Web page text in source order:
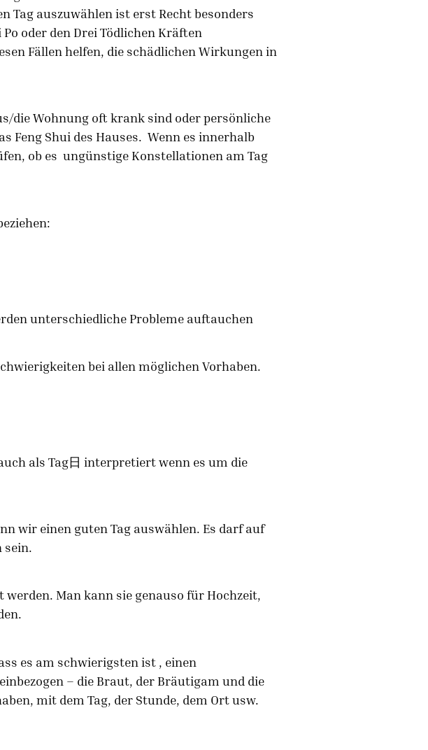
Tag auszuwählen ist erst Recht besonders
oder den Drei Tödlichen Kräften
Fällen helfen, die schädlichen Wirkungen in
die Wohnung oft krank sind oder persönliche
Feng Shui des Hauses. Wenn es innerhalb
ob es ungünstige Konstellationen am Tag
unterschiedliche Probleme auftauchen
bei allen möglichen Vorhaben.
als Tag日 interpretiert wenn es um die
wir einen guten Tag auswählen. Es darf auf
sein.
Man kann sie genauso für Hochzeit,
es am schwierigsten ist , einen
– die Braut, der Bräutigam und die
mit dem Tag, der Stunde, dem Ort usw.